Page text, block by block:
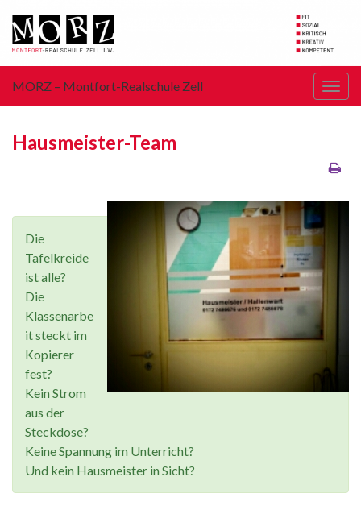
MORZ – Montfort-Realschule Zell
Hausmeister-Team
Die
Tafelkreide
ist alle?
Die
Klassenarbe
it steckt im
Kopierer
fest?
Kein Strom
aus der
Steckdose?
Keine Spannung im Unterricht?
Und kein Hausmeister in Sicht?